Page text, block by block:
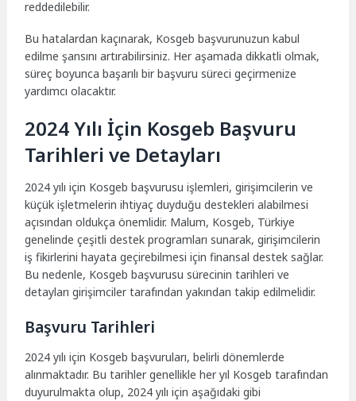
reddedilebilir.
Bu hatalardan kaçınarak, Kosgeb başvurunuzun kabul
edilme şansını artırabilirsiniz. Her aşamada dikkatli olmak,
süreç boyunca başarılı bir başvuru süreci geçirmenize
yardımcı olacaktır.
2024 Yılı İçin Kosgeb Başvuru
Tarihleri ve Detayları
2024 yılı için Kosgeb başvurusu işlemleri, girişimcilerin ve
küçük işletmelerin ihtiyaç duyduğu destekleri alabilmesi
açısından oldukça önemlidir. Malum, Kosgeb, Türkiye
genelinde çeşitli destek programları sunarak, girişimcilerin
iş fikirlerini hayata geçirebilmesi için finansal destek sağlar.
Bu nedenle, Kosgeb başvurusu sürecinin tarihleri ve
detayları girişimciler tarafından yakından takip edilmelidir.
Başvuru Tarihleri
2024 yılı için Kosgeb başvuruları, belirli dönemlerde
alınmaktadır. Bu tarihler genellikle her yıl Kosgeb tarafından
duyurulmakta olup, 2024 yılı için aşağıdaki gibi